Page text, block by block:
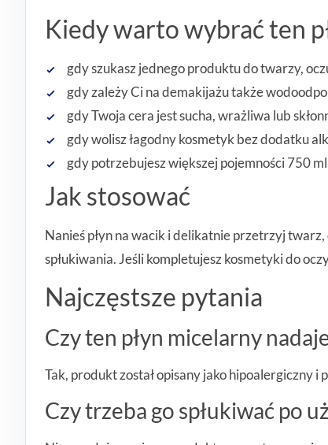
Kiedy warto wybrać ten
gdy szukasz jednego produktu do twarzy,
gdy zależy Ci na demakijażu także
gdy Twoja cera jest sucha, wrażliwa lub
gdy wolisz łagodny kosmetyk bez dodatku
gdy potrzebujesz większej pojemności 750
Jak stosować
Nanieś płyn na wacik i delikatnie przetrzyj
spłukiwania. Jeśli kompletujesz kosmetyki do
Najczęstsze pytania
Czy ten płyn micelarny
Tak, produkt został opisany jako hipoalergiczny
Czy trzeba go spłukiwać po